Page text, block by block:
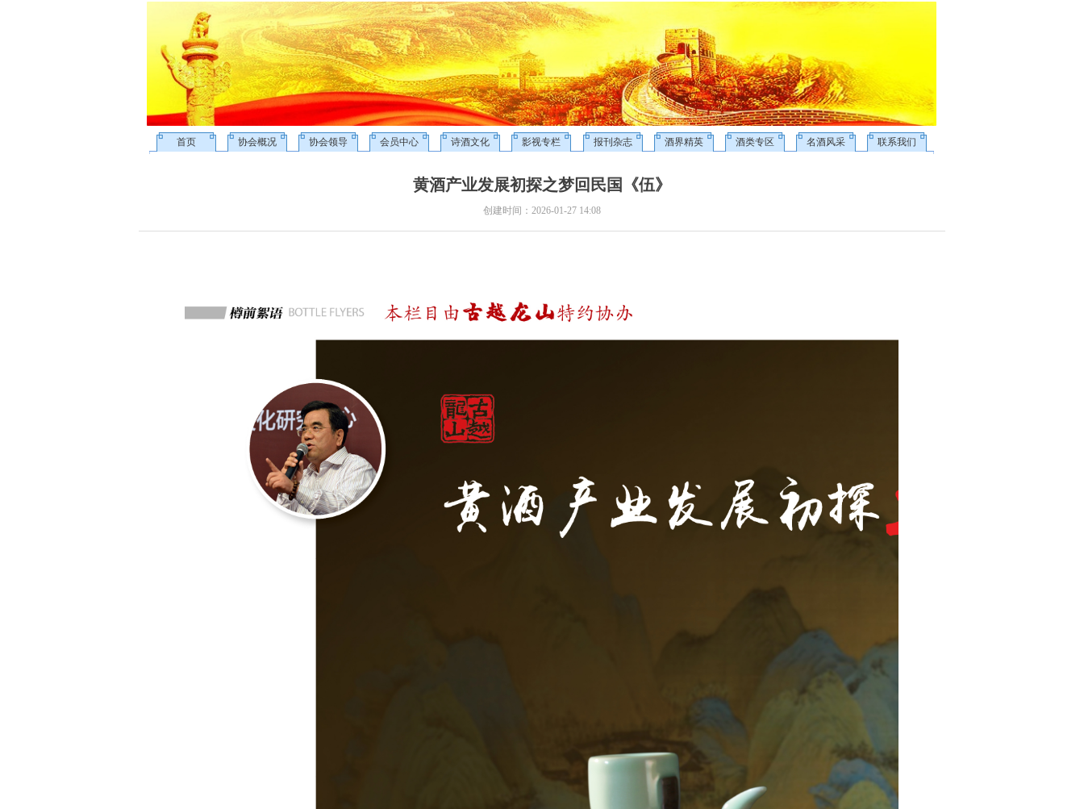
首页 协会概况 协会领导 会员中心 诗酒文化 影视专栏 报刊杂志 酒界精英 酒类专区 名酒风采 联系我们
黄酒产业发展初探之梦回民国《伍》
创建时间： 2026-01-27 14:08